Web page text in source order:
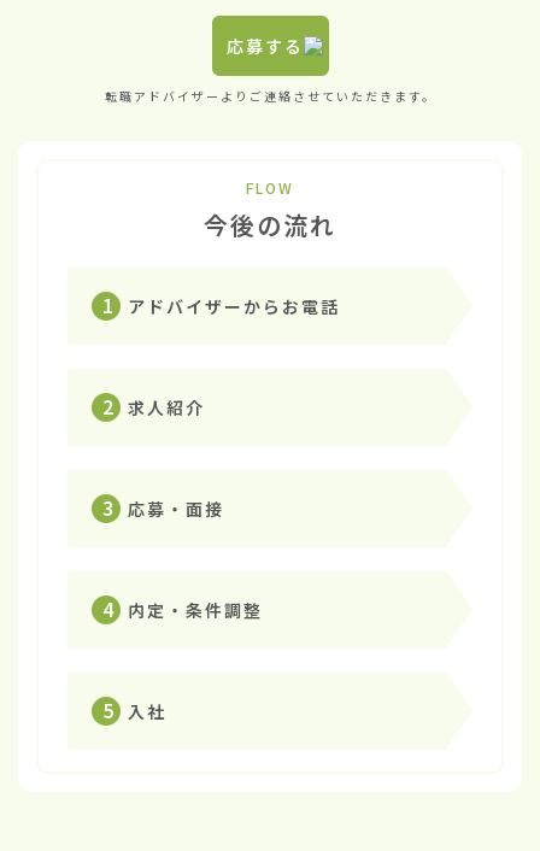
応募する
転職アドバイザーよりご連絡させていただきます。
FLOW
今後の流れ
1 アドバイザーからお電話
2 求人紹介
3 応募・面接
4 内定・条件調整
5 入社